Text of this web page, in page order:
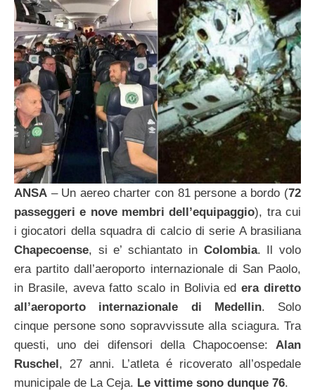
ANSA – Un aereo charter con 81 persone a bordo (72
passeggeri e nove membri dell’equipaggio), tra cui
i giocatori della squadra di calcio di serie A brasiliana
Chapecoense, si e’ schiantato in Colombia. Il volo
era partito dall’aeroporto internazionale di San Paolo,
in Brasile, aveva fatto scalo in Bolivia edera diretto
all’aeroporto internazionale di Medellin. Solo
cinque persone sono sopravvissute alla sciagura. Tra
questi, uno dei difensori della Chapocoense: Alan
Ruschel , 27 anni. L’atleta é ricoverato all’ospedale
municipale de La Ceja. Le vittime sono dunque 76.